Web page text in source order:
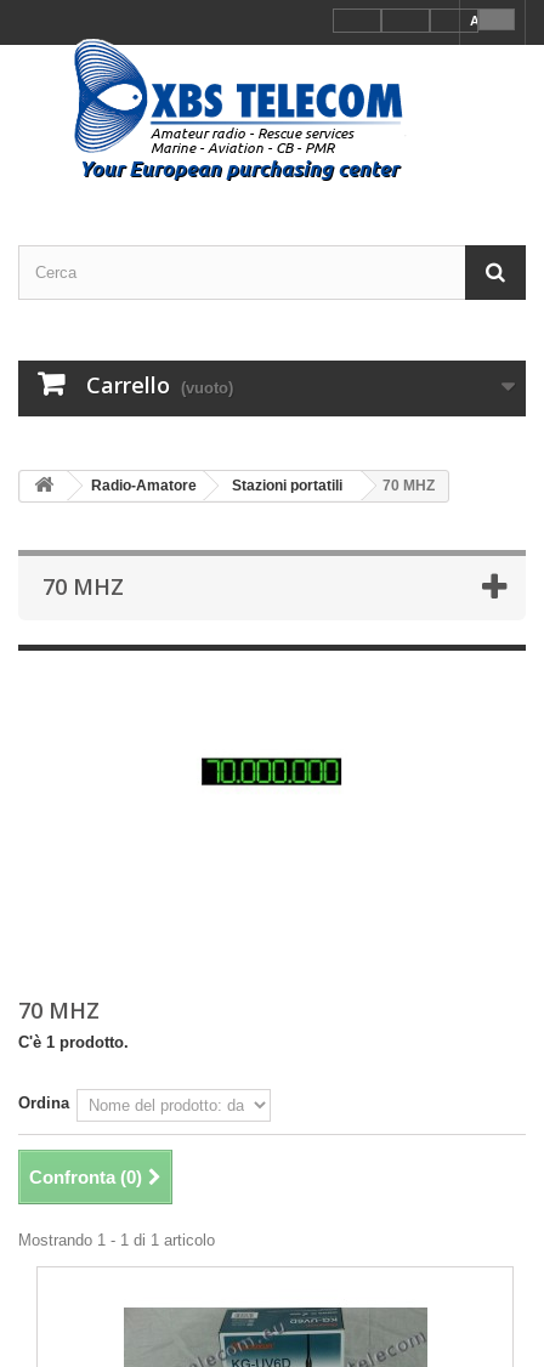
Accedi
Carrello (vuoto)
Radio-Amatore Stazioni portatili 70 MHZ
70 MHZ
70 MHZ
C'è 1 prodotto.
Ordina
Confronta (0)
Mostrando 1 - 1 di 1 articolo